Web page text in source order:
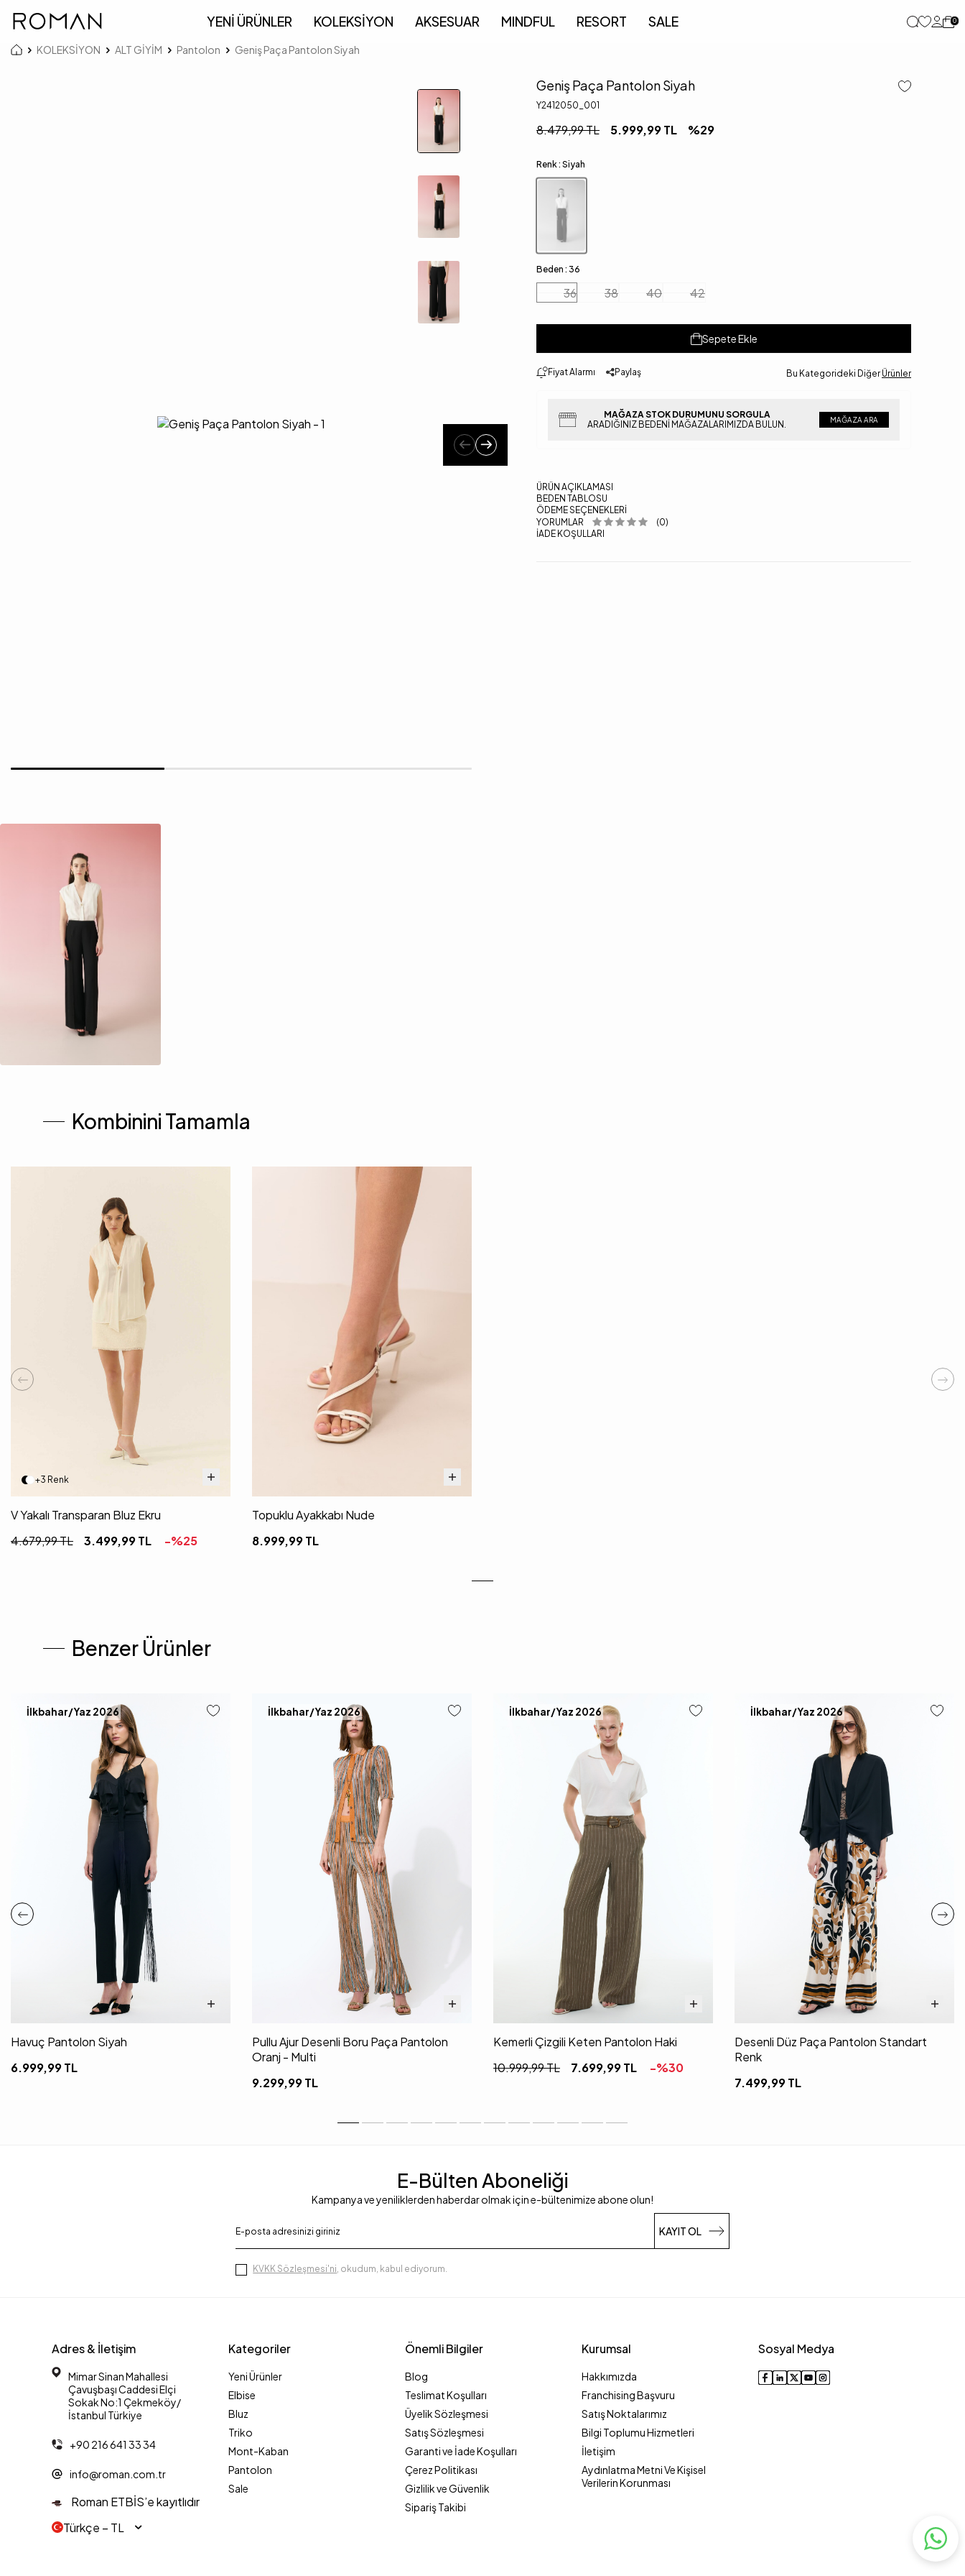
YENİ ÜRÜNLER KOLEKSİYON AKSESUAR MINDFUL RESORT SALE 0
KOLEKSİYON ALT GİYİM Pantolon Geniş Paça Pantolon Siyah
Geniş Paça Pantolon Siyah
Y2412050_001
8.479,99TL 5.999,99TL %29
Renk : Siyah
Beden : 36
36 38 40 42
Sepete Ekle
Fiyat Alarmı Paylaş Bu Kategorideki Diğer Ürünler
MAĞAZA STOK DURUMUNU SORGULA
ARADIĞINIZ BEDENI MAĞAZALARIMIZDA BULUN.
MAĞAZA ARA
ÜRÜN AÇIKLAMASI
BEDEN TABLOSU
ÖDEME SEÇENEKLERI
YORUMLAR
(0)
İADE KOŞULLARI
Kombinini Tamamla
+3 Renk
V Yakalı Transparan Bluz Ekru
4.679,99TL 3.499,99TL -%25
Topuklu Ayakkabı Nude
8.999,99TL
Benzer Ürünler
İlkbahar/Yaz 2026
Havuç Pantolon Siyah
6.999,99TL
İlkbahar/Yaz 2026
Pullu Ajur Desenli Boru Paça Pantolon
Oranj - Multi
9.299,99TL
İlkbahar/Yaz 2026
Kemerli Çizgili Keten Pantolon Haki
10.999,99TL 7.699,99TL -%30
İlkbahar/Yaz 2026
Desenli Düz Paça Pantolon Standart
Renk
7.499,99TL
E-Bülten Aboneliği
Kampanya ve yeniliklerden haberdar olmak için e-bültenimize abone olun!
KAYIT OL
KVKK Sözleşmesi'ni, okudum, kabul ediyorum.
Adres & İletişim
Mimar Sinan Mahallesi
Çavuşbaşı Caddesi Elçi
Sokak No:1 Çekmeköy/
İstanbul Türkiye
+90 216 641 33 34
info@roman.com.tr
Roman ETBİS’e kayıtlıdır
Türkçe − TL
Kategoriler
Yeni Ürünler
Elbise
Bluz
Triko
Mont-Kaban
Pantolon
Sale
Önemli Bilgiler
Blog
Teslimat Koşulları
Üyelik Sözleşmesi
Satış Sözleşmesi
Garanti ve İade Koşulları
Çerez Politikası
Gizlilik ve Güvenlik
Sipariş Takibi
Kurumsal
Hakkımızda
Franchising Başvuru
Satış Noktalarımız
Bilgi Toplumu Hizmetleri
İletişim
Aydınlatma Metni Ve Kişisel
Verilerin Korunması
Sosyal Medya